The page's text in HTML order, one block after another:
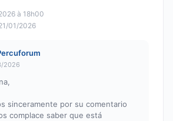
à 18h00
01/2026
2026
sinceramente por su comentario
complace saber que está